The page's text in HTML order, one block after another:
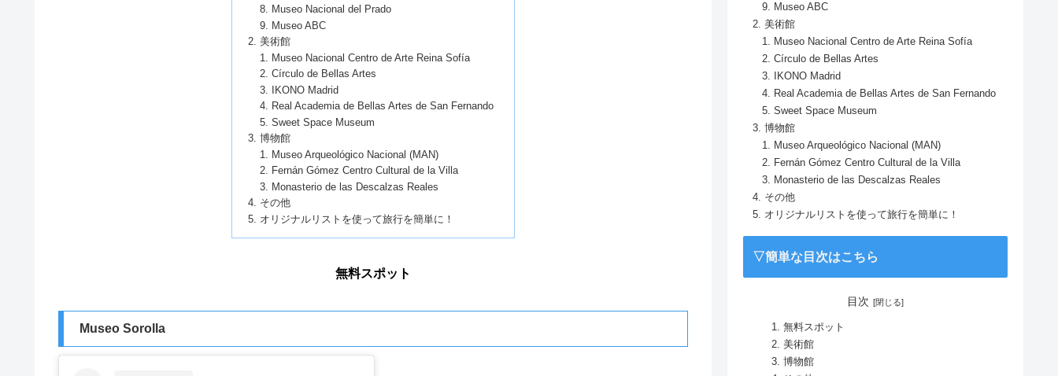
Museo Nacional del Prado
Museo ABC
美術館
Museo Nacional Centro de Arte Reina Sofía
Círculo de Bellas Artes
IKONO Madrid
Real Academia de Bellas Artes de San Fernando
Sweet Space Museum
博物館
Museo Arqueológico Nacional (MAN)
Fernán Gómez Centro Cultural de la Villa
Monasterio de las Descalzas Reales
その他
オリジナルリストを使って旅行を簡単に！
無料スポット
Museo Sorolla
Museo ABC
美術館
Museo Nacional Centro de Arte Reina Sofía
Círculo de Bellas Artes
IKONO Madrid
Real Academia de Bellas Artes de San Fernando
Sweet Space Museum
博物館
Museo Arqueológico Nacional (MAN)
Fernán Gómez Centro Cultural de la Villa
Monasterio de las Descalzas Reales
その他
オリジナルリストを使って旅行を簡単に！
▽簡単な目次はこちら
目次
無料スポット
美術館
博物館